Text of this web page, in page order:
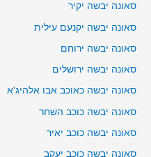
סאונה יבשה יקיר
סאונה יבשה יקנעם עילית
סאונה יבשה ירוחם
סאונה יבשה ירושלים
סאונה יבשה כאוכב אבו אלהיג'א
סאונה יבשה כוכב השחר
סאונה יבשה כוכב יאיר
סאונה יבשה כוכב יעקב